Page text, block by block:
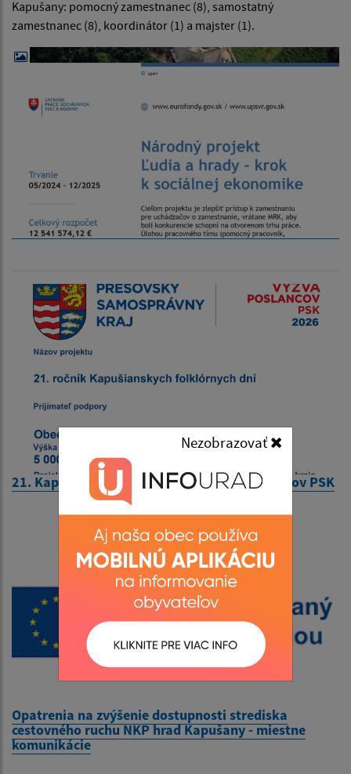
Nezobrazovať
Kapušany: pomocný zamestnanec (8), samostatný
zamestnanec (8), koordinátor (1) a majster (1).
21. Kapušianske folklórne dni - Výzva poslancov PSK
Opatrenia na zvýšenie dostupnosti strediska
cestovného ruchu NKP hrad Kapušany - miestne
komunikácie